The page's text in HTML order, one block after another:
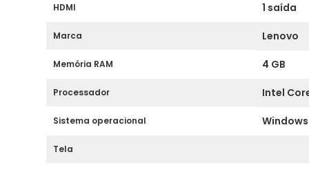
HDMI 1 saída
Marca Lenovo
Memória RAM 4 GB
Processador Intel
Sistema operacional Windows
Tela